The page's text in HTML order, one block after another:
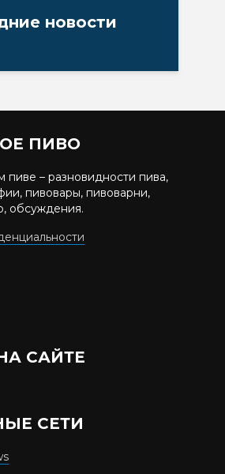
новости
ПИВО
пиве – разновидности пива,
пивовары, пивоварни,
обсуждения.
САЙТЕ
СЕТИ